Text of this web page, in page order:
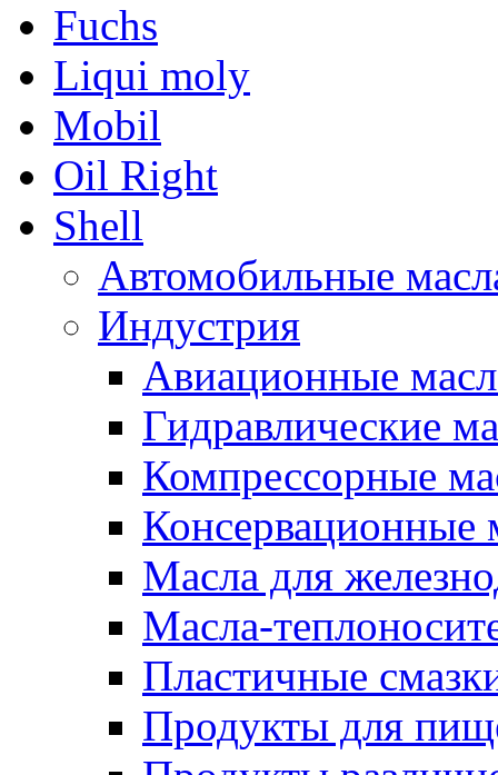
Fuchs
Liqui moly
Mobil
Oil Right
Shell
Автомобильные
Индустрия
Авиационные
Гидравлические
Компрессорные
Консервационные
Масла для
Масла-
Пластичные
Продукты для